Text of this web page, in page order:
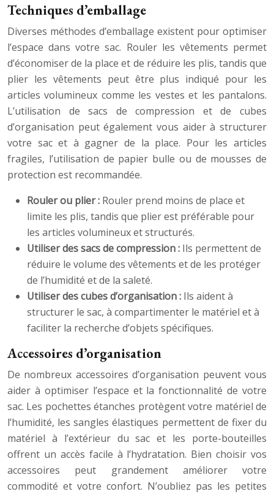
Techniques d’emballage
Diverses méthodes d’emballage existent pour optimiser
l’espace dans votre sac. Rouler les vêtements permet
d’économiser de la place et de réduire les plis, tandis que
plier les vêtements peut être plus indiqué pour les
articles volumineux comme les vestes et les pantalons.
L’utilisation de sacs de compression et de cubes
d’organisation peut également vous aider à structurer
votre sac et à gagner de la place. Pour les articles
fragiles, l’utilisation de papier bulle ou de mousses de
protection est recommandée.
Rouler ou plier : Rouler prend moins de place et
limite les plis, tandis que plier est préférable pour
les articles volumineux et structurés.
Utiliser des sacs de compression : Ils permettent de
réduire le volume des vêtements et de les protéger
de l’humidité et de la saleté.
Utiliser des cubes d’organisation : Ils aident à
structurer le sac, à compartimenter le matériel et à
faciliter la recherche d’objets spécifiques.
Accessoires d’organisation
De nombreux accessoires d’organisation peuvent vous
aider à optimiser l’espace et la fonctionnalité de votre
sac. Les pochettes étanches protègent votre matériel de
l’humidité, les sangles élastiques permettent de fixer du
matériel à l’extérieur du sac et les porte-bouteilles
offrent un accès facile à l’hydratation. Bien choisir vos
accessoires peut grandement améliorer votre
commodité et votre confort. N’oubliez pas les petites